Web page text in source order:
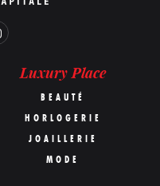
Luxury Place
BEAUTÉ
HORLOGERIE
JOAILLERIE
MODE